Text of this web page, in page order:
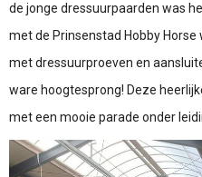
de jonge dressuurpaarden was
met de Prinsenstad Hobby
met dressuurproeven en
ware hoogtesprong! Deze
met een mooie parade onder